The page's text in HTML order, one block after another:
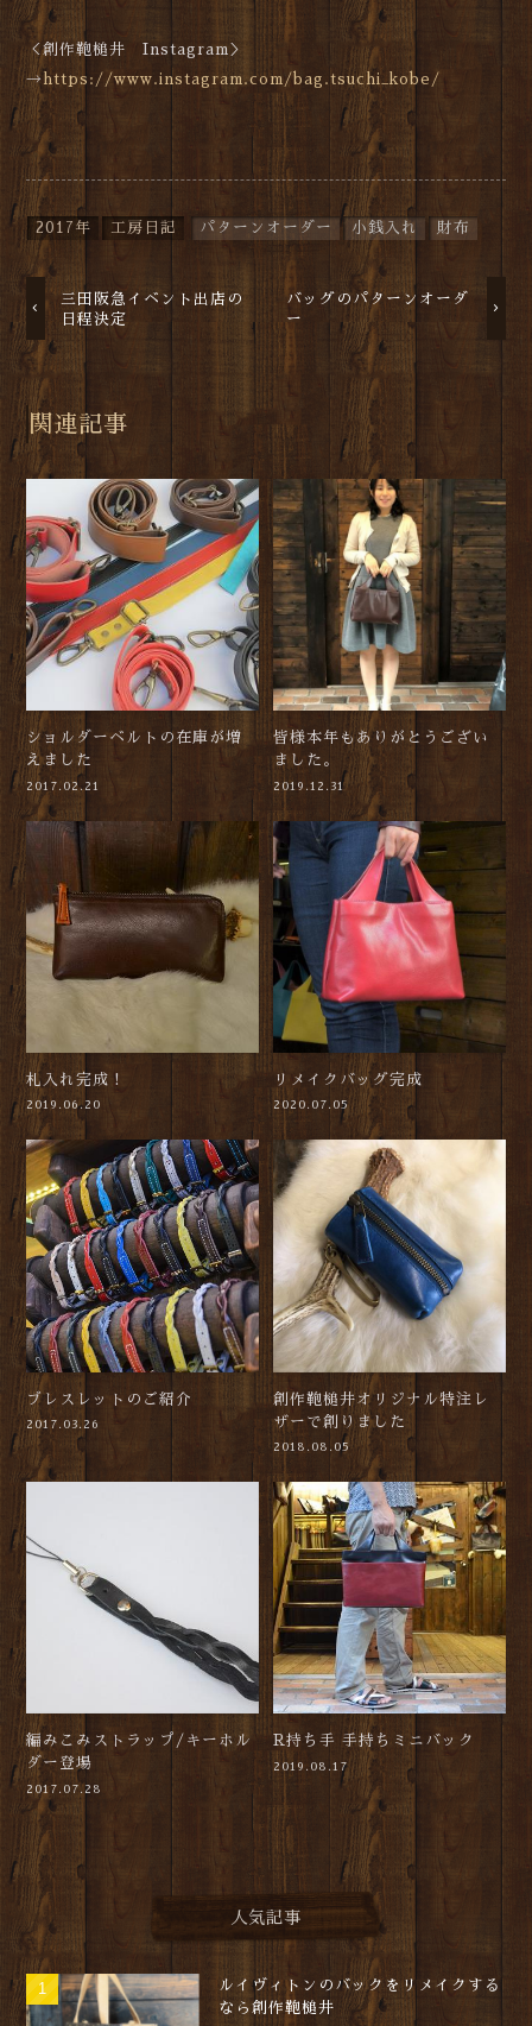
＜創作鞄槌井 Instagram＞
→ https://www.instagram.com/bag.tsuchi_kobe/
2017年 工房日記 パターンオーダー 小銭入れ 財布
三田阪急イベント出店の
日程決定
バッグのパターンオーダ
ー
関連記事
ショルダーベルトの在庫が増
えました
2017.02.21
皆様本年もありがとうござい
ました。
2019.12.31
札入れ完成！
2019.06.20
リメイクバッグ完成
2020.07.05
ブレスレットのご紹介
2017.03.26
創作鞄槌井オリジナル特注レ
ザーで創りました
2018.08.05
編みこみストラップ/キーホル
ダー登場
2017.07.28
R持ち手 手持ちミニバック
2019.08.17
人気記事
ルイヴィトンのバックをリメイクする
なら創作鞄槌井